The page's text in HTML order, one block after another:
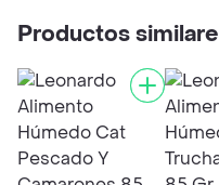
Productos